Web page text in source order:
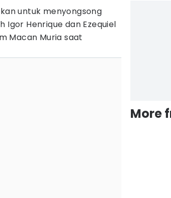
untuk menyongsong
Igor Henrique dan Ezequiel
Macan Muria saat
More